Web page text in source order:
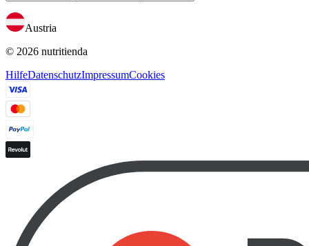
Austria
© 2026 nutritienda
HilfeDatenschutzImpressumCookies